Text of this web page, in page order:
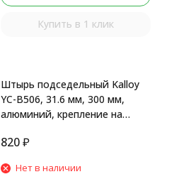
Купить в 1 клик
Штырь подседельный Kalloy
YC-B506, 31.6 мм, 300 мм,
алюминий, крепление на
820 ₽
Нет в наличии